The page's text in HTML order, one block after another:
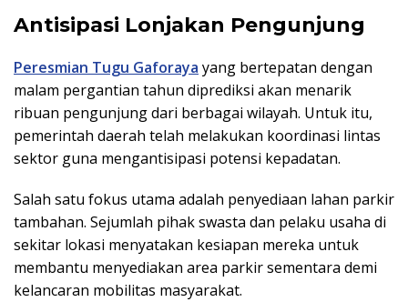
Antisipasi Lonjakan Pengunjung
Peresmian Tugu Gaforaya yang bertepatan dengan
malam pergantian tahun diprediksi akan menarik
ribuan pengunjung dari berbagai wilayah. Untuk itu,
pemerintah daerah telah melakukan koordinasi lintas
sektor guna mengantisipasi potensi kepadatan.
Salah satu fokus utama adalah penyediaan lahan parkir
tambahan. Sejumlah pihak swasta dan pelaku usaha di
sekitar lokasi menyatakan kesiapan mereka untuk
membantu menyediakan area parkir sementara demi
kelancaran mobilitas masyarakat.